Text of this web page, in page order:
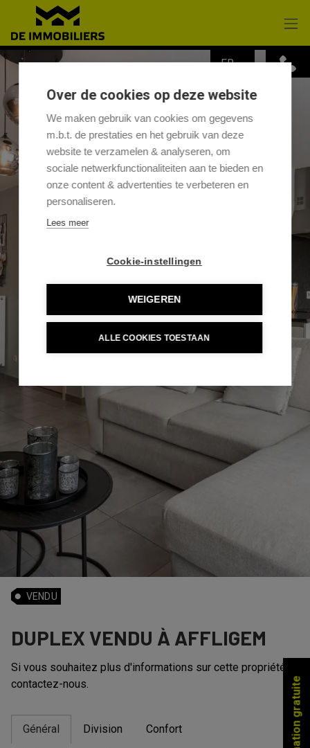
Passer le menu et aller au contenu
FR
DUPLEX VENDU À AFFLIGEM
VENDU
Si vous souhaitez plus d'informations sur cette propriété,
contactez-nous.
Général Division Confort Estimation gratuite
Over de cookies op deze website
We maken gebruik van cookies om gegevens
m.b.t. de prestaties en het gebruik van deze
website te verzamelen & analyseren, om
sociale netwerkfunctionaliteiten aan te bieden en
onze content & advertenties te verbeteren en
personaliseren.
Lees meer
Cookie-instellingen
WEIGEREN
ALLE COOKIES TOESTAAN